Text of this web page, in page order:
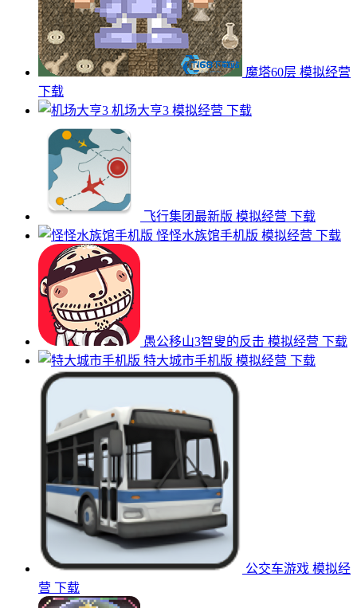
魔塔60层 模拟经营
下载
机场大亨3 模拟经营 下载
飞行集团最新版 模拟经营 下载
怪怪水族馆手机版 模拟经营 下载
愚公移山3智叟的反击 模拟经营 下载
特大城市手机版 模拟经营 下载
公交车游戏 模拟经
营 下载